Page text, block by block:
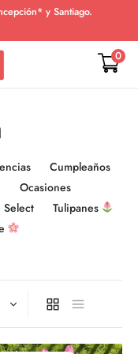
y Santiago.
0
Cumpleaños
Ocasiones
Select
Tulipanes